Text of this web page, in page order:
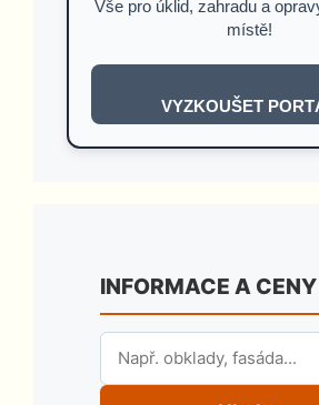
Vše pro úklid, zahradu a
místě!
VYZKOUŠET
INFORMACE A CENY